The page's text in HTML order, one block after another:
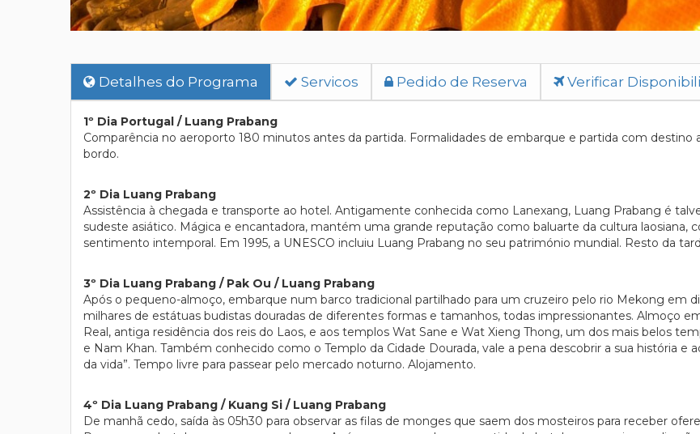
Detalhes do Programa Servicos Pedido de Reserva Verificar
1º Dia Portugal / Luang Prabang
Comparência no aeroporto 180 minutos antes da partida. Formalidades de embarque e partida com destino
bordo.
2º Dia Luang Prabang
Assistência à chegada e transporte ao hotel. Antigamente conhecida como Lanexang, Luang Prabang é
sudeste asiático. Mágica e encantadora, mantém uma grande reputação como baluarte da cultura laosiana,
sentimento intemporal. Em 1995, a UNESCO incluiu Luang Prabang no seu património mundial. Resto da
3º Dia Luang Prabang / Pak Ou / Luang Prabang
Após o pequeno-almoço, embarque num barco tradicional partilhado para um cruzeiro pelo rio Mekong em
milhares de estátuas budistas douradas de diferentes formas e tamanhos, todas impressionantes. Almoço
Real, antiga residência dos reis do Laos, e aos templos Wat Sane e Wat Xieng Thong, um dos mais belos
e Nam Khan. Também conhecido como o Templo da Cidade Dourada, vale a pena descobrir a sua história e
da vida”. Tempo livre para passear pelo mercado noturno. Alojamento.
4º Dia Luang Prabang / Kuang Si / Luang Prabang
De manhã cedo, saída às 05h30 para observar as filas de monges que saem dos mosteiros para receber